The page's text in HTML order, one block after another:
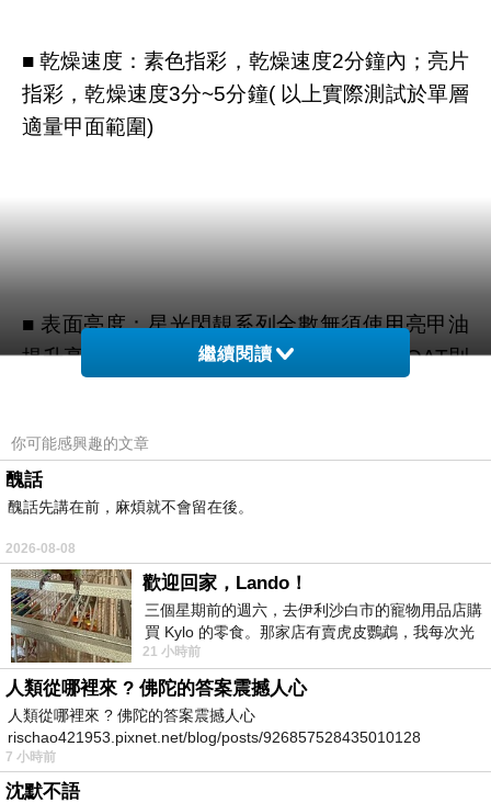
■ 乾燥速度：素色指彩，乾燥速度2分鐘內；亮片
指彩，乾燥速度3分~5分鐘( 以上實際測試於單層
適量甲面範圍)
■ 表面亮度：星光閃靚系列全數無須使用亮甲油
提升亮度，就宛如鏡面般。(再擦上TOP COAT則
■ 飽 滿度：使用法國DURLIN SNPE 最高等級七
系列高濃度色漿，一次飽和。
繼續閱讀
你可能感興趣的文章
醜話
醜話先講在前，麻煩就不會留在後。
2026-08-08
歡迎回家，Lando！
三個星期前的週六，去伊利沙白市的寵物用品店購
買 Kylo 的零食。那家店有賣虎皮鸚鵡，我每次光
顧都會去看一下。他們偶爾會引進 C
21 小時前
人類從哪裡來 ? 佛陀的答案震撼人心
人類從哪裡來 ? 佛陀的答案震撼人心
rischao421953.pixnet.net/blog/posts/926857528435010128
7 小時前
沈默不語